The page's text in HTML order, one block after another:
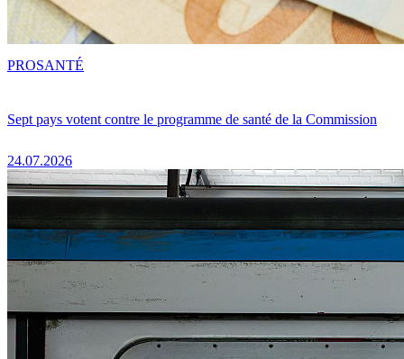
Sept pays votent contre le programme de santé de la Commission
24.07.2026
PROSANTÉ